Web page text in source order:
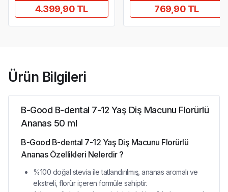
4.399,90 TL 769,90 TL
Ürün Bilgileri
B-Good B-dental 7-12 Yaş Diş Macunu Florürlü
Ananas 50 ml
B-Good B-dental 7-12 Yaş Diş Macunu Florürlü
Ananas Özellikleri Nelerdir ?
%100 doğal stevia ile tatlandırılmış, ananas aromalı ve
ekstreli, florür içeren formüle sahiptir.